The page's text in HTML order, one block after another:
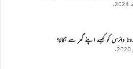
وائرس کو کیسے اپنے گھر سے نکالا؟